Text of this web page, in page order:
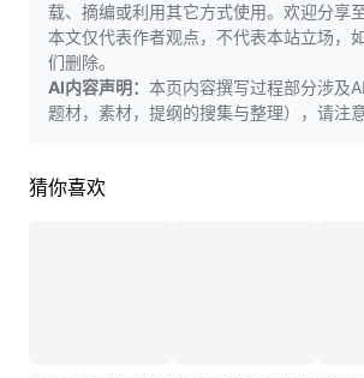
载、摘编或利用其它方式使用。欢迎分享至
本文仅代表作者观点，不代表本站立场，
们删除。
AI内容声明： 本页内容撰写过程部分涉及
题材，素材，提纲的搜集与整理），请注意
猜你喜欢